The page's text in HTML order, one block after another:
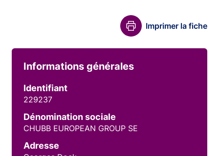
Imprimer la fiche
Informations générales
Identifiant
229237
Dénomination sociale
CHUBB EUROPEAN GROUP SE
Adresse